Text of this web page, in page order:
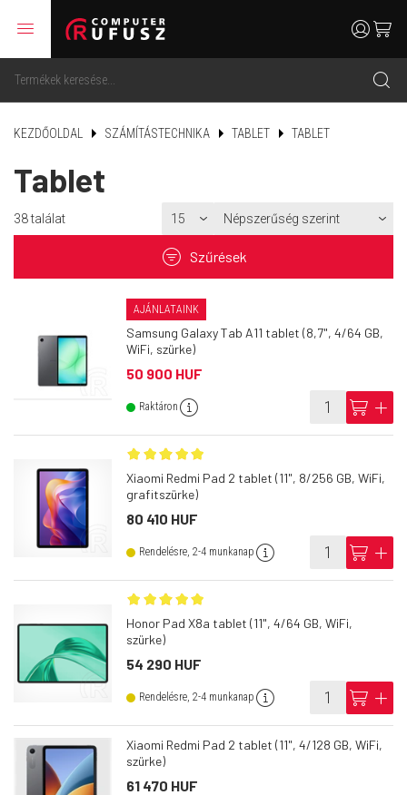
menu
search
usercart
KEZDŐOLDAL SZÁMÍTÁSTECHNIKA TABLET TABLET
Tablet
38találat
filter Szűrések
AJÁNLATAINK
Samsung Galaxy Tab A11 tablet (8,7", 4/64 GB,
WiFi, szürke)
50 900 HUF
Raktáron info cart add
Xiaomi Redmi Pad 2 tablet (11", 8/256 GB, WiFi,
grafitszürke)
80 410 HUF
Rendelésre, 2-4 munkanap info cart add
Honor Pad X8a tablet (11", 4/64 GB, WiFi,
szürke)
54 290 HUF
Rendelésre, 2-4 munkanap info cart add
Xiaomi Redmi Pad 2 tablet (11", 4/128 GB, WiFi,
szürke)
61 470 HUF